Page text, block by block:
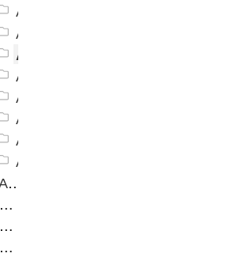
Алюминиевый угол-порог АУ-42,
Алюминиевый угол-порог АУ-42,
Алюминиевый угол-порог АУ-
Алюминиевый угол-порог АУ-42,
Алюминиевый угол-порог АУ-42,
Алюминиевый угол-порог АУ-42,
Алюминиевый угол-порог АУ-42,
Алюминиевый угол-порог АУ-42,
Алюминиевый угол-порог АУ-42, 42x23 мм, Анодированные
Алюминиевый угол-порог АУ-42 (на клеевой основе)
Алюминиевый угол-порог АУ-50 Евро, 2500мм
Алюминиевый угол-порог АУ-50 премиум